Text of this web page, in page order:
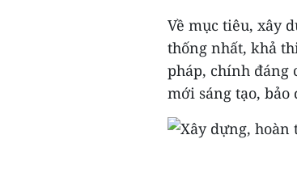
Về mục tiêu, xây
thống nhất, khả
pháp, chính đáng
mới sáng tạo,